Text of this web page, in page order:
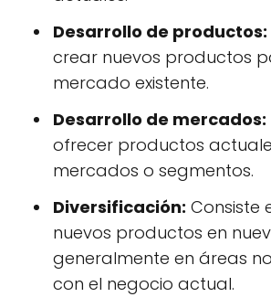
Desarrollo de productos:
crear nuevos productos
mercado existente.
Desarrollo de mercados:
ofrecer productos
mercados o segmentos.
Diversificación: Consiste
nuevos productos en
generalmente en áreas
con el negocio actual.